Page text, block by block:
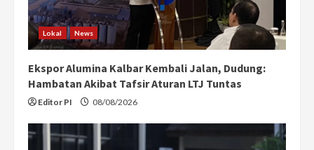
Lokal News
Ekspor Alumina Kalbar Kembali Jalan, Dudung:
Hambatan Akibat Tafsir Aturan LTJ Tuntas
Editor PI 08/08/2026